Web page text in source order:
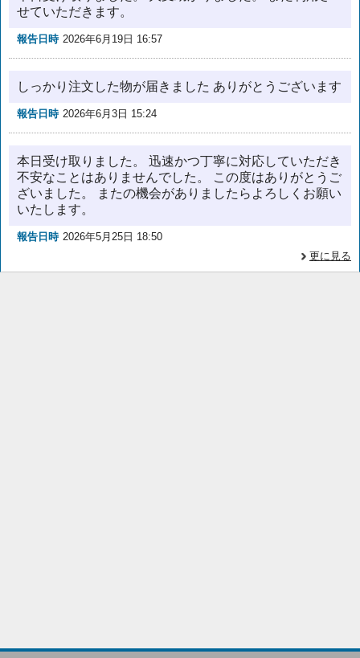
せていただきます。
報告日時 2026年6月19日 16:57
しっかり注文した物が届きました ありがとうございます
報告日時 2026年6月3日 15:24
本日受け取りました。 迅速かつ丁寧に対応していただき
不安なことはありませんでした。 この度はありがとうご
ざいました。 またの機会がありましたらよろしくお願い
いたします。
報告日時 2026年5月25日 18:50
更に見る